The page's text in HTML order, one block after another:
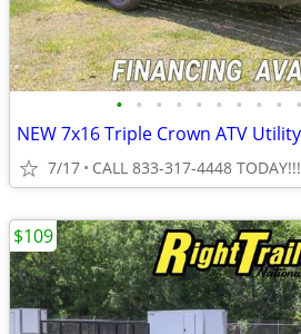
• • • • • • • • • •
NEW 7x16 Triple Crown ATV
7/17 CALL 833-317-4448 TODAY!!!
$109